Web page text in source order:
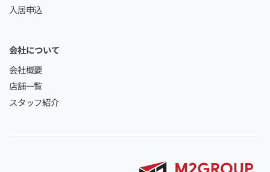
入居申込
会社について
会社概要
店舗一覧
スタッフ紹介